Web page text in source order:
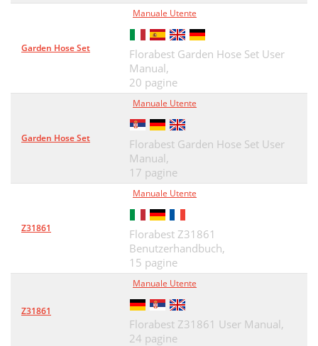
Garden Hose Set
Manuale Utente
Florabest Garden Hose Set User
Manual,
20 pagine
Garden Hose Set
Manuale Utente
Florabest Garden Hose Set User
Manual,
17 pagine
Z31861
Manuale Utente
Florabest Z31861
Benutzerhandbuch,
15 pagine
Z31861
Manuale Utente
Florabest Z31861 User Manual,
24 pagine